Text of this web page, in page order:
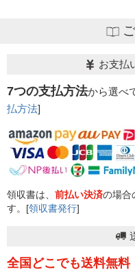
お支払
7つの支払方法から選べ
払方法]
領収書は、 前払い決済の場合
す。[領収書発行]
全国どこでも送料無料